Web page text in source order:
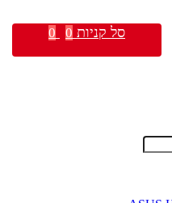
סל קניות 0
0